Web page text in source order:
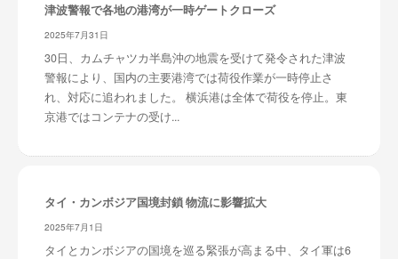
津波警報で各地の港湾が一時ゲートクローズ
2025年7月31日
30日、カムチャツカ半島沖の地震を受けて発令された津波
警報により、国内の主要港湾では荷役作業が一時停止さ
れ、対応に追われました。 横浜港は全体で荷役を停止。東
京港ではコンテナの受け...
タイ・カンボジア国境封鎖 物流に影響拡大
2025年7月1日
タイとカンボジアの国境を巡る緊張が高まる中、タイ軍は6